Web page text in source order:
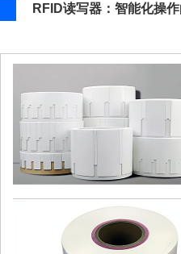
RFID读写器：智能化操